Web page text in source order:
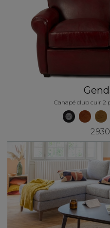
Canapé club cuir 2
2